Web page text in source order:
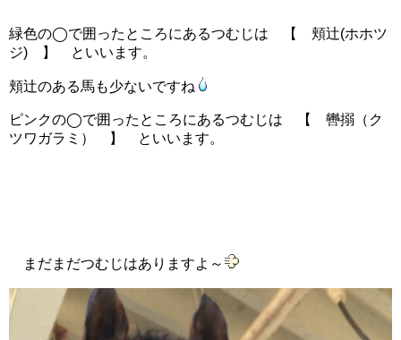
緑色の◯で囲ったところにあるつむじは 【 頬辻(ホホツ
ジ) 】 といいます。
頬辻のある馬も少ないですね
ピンクの◯で囲ったところにあるつむじは 【 轡搦（ク
ツワガラミ） 】 といいます。
まだまだつむじはありますよ～